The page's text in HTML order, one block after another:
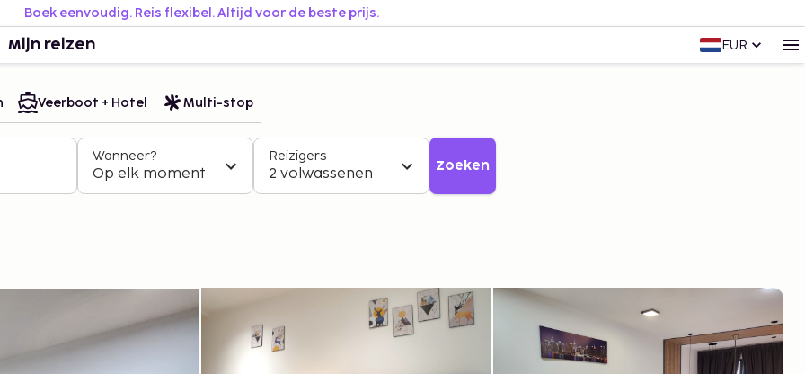
Boek eenvoudig. Reis flexibel. Altijd voor de beste prijs.
Mijn reizen EUR
Veerboot + Hotel Multi-stop
Wanneer?
Op elk moment
Reizigers
2 volwassenen Zoeken